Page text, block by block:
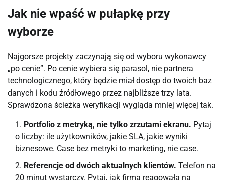
Jak nie wpaść w pułapkę przy
wyborze
Najgorsze projekty zaczynają się od wyboru wykonawcy
„po cenie”. Po cenie wybiera się parasol, nie partnera
technologicznego, który będzie miał dostęp do twoich baz
danych i kodu źródłowego przez najbliższe trzy lata.
Sprawdzona ścieżka weryfikacji wygląda mniej więcej tak.
Portfolio z metryką, nie tylko zrzutami ekranu. Pytaj
o liczby: ile użytkowników, jakie SLA, jakie wyniki
biznesowe. Case bez metryki to marketing, nie case.
Referencje od dwóch aktualnych klientów. Telefon na
20 minut wystarczy. Pytaj, jak firma reagowała na